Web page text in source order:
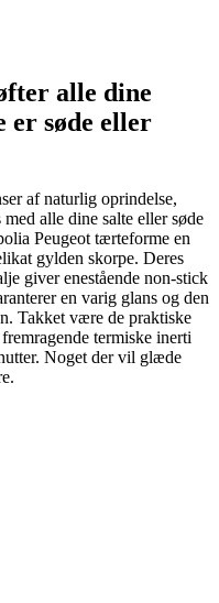
alle dine
er søde eller
af naturlig oprindelse,
alle dine salte eller søde
Peugeot tærteforme en
gylden skorpe. Deres
giver enestående non-stick
en varig glans og den
Takket være de praktiske
termiske inerti
Noget der vil glæde